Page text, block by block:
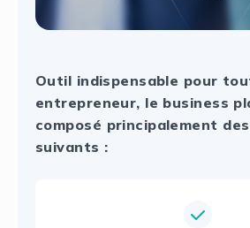
Outil indispensable pour
entrepreneur, le business
composé principalement
suivants :